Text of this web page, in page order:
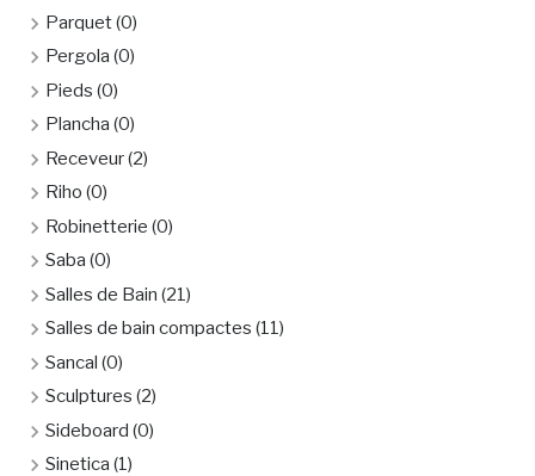
Parquet(0)
Pergola (0)
Pieds (0)
Plancha (0)
Receveur(2)
Riho (0)
Robinetterie (0)
Saba (0)
Salles de Bain (21)
Salles de bain compactes (11)
Sancal (0)
Sculptures (2)
Sideboard (0)
Sinetica (1)